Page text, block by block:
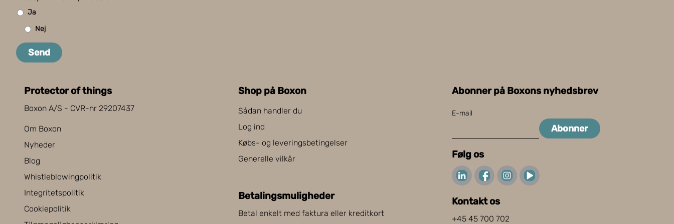
Ja
Nej
Send
Protector of things
Boxon A/S - CVR-nr 29207437
Om Boxon
Nyheder
Blog
Whistleblowingpolitik
Integritetspolitik
Cookiepolitik
Shop på Boxon
Sådan handler du
Log ind
Købs- og leveringsbetingelser
Generelle vilkår
Betalingsmuligheder
Betal enkelt med faktura eller kreditkort
Abonner på Boxons nyhedsbrev
E-mail
Abonner
Følg os
Kontakt os
+45 45 700 702